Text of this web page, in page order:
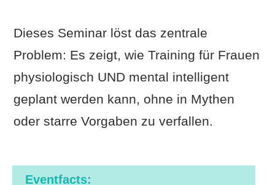
Dieses Seminar löst das zentrale
Problem: Es zeigt, wie Training für Frauen
physiologisch UND mental intelligent
geplant werden kann, ohne in Mythen
oder starre Vorgaben zu verfallen.
Eventfacts: